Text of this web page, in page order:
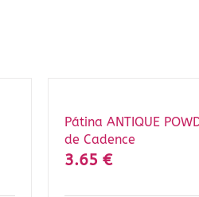
Pátina ANTIQUE
de Cadence
3.65 €